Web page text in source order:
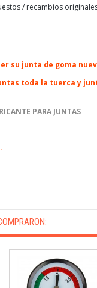
/ recambios
su junta de goma
toda la tuerca y
PARA JUNTAS